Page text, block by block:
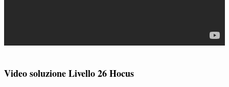
Video soluzione Livello 26 Hocus